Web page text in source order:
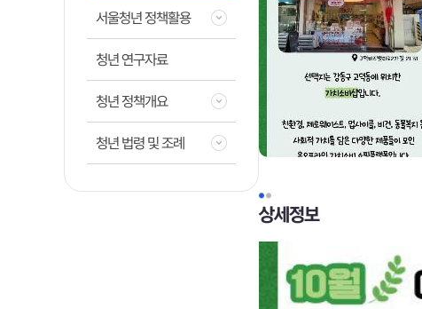
서울청년 정책활용
청년 연구자료
청년 정책개요
청년 법령 및 조례
상세정보